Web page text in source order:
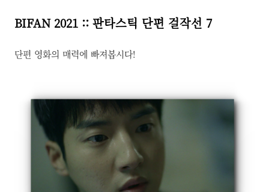
BIFAN 2021 :: 판타스틱 단편 걸작선 7
단편 영화의 매력에 빠져봅시다!